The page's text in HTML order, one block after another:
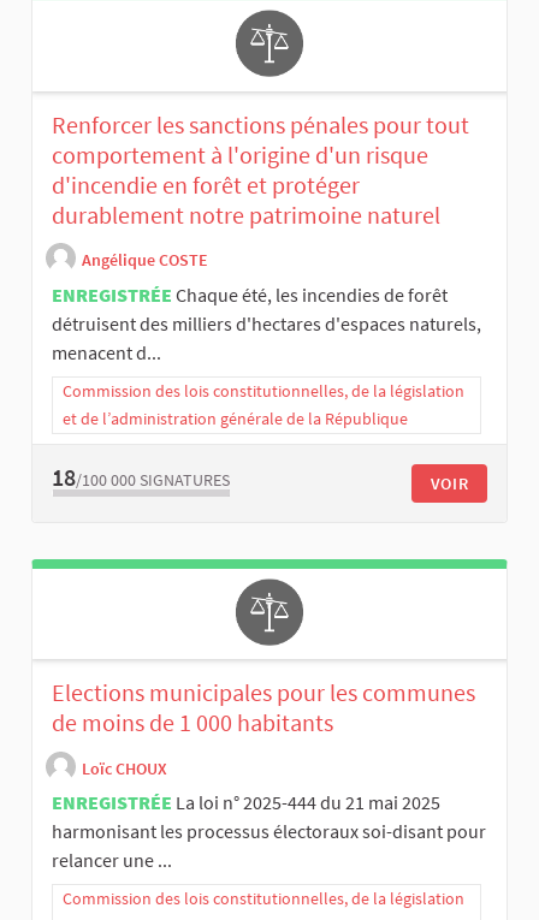
Renforcer les sanctions pénales pour tout
comportement à l'origine d'un risque
d'incendie en forêt et protéger
durablement notre patrimoine naturel
Angélique COSTE
ENREGISTRÉE Chaque été, les incendies de forêt
détruisent des milliers d'hectares d'espaces naturels,
menacent d...
Commission des lois constitutionnelles, de la législation
et de l’administration générale de la République
18/100 000 SIGNATURES VOIR
Elections municipales pour les communes
de moins de 1 000 habitants
Loïc CHOUX
ENREGISTRÉE La loi n° 2025-444 du 21 mai 2025
harmonisant les processus électoraux soi-disant pour
relancer une ...
Commission des lois constitutionnelles, de la législation